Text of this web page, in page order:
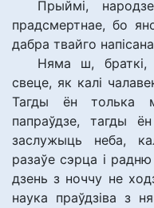
Прыймі,
прадсмертнае, бо
дабра твайго
Няма ш,
свеце, як калі
Тагды ён толька
папраўдзе, тагды
заслужыць неба,
разаўе сэрца і
дзень з ноччу не
наука праўдзіва з